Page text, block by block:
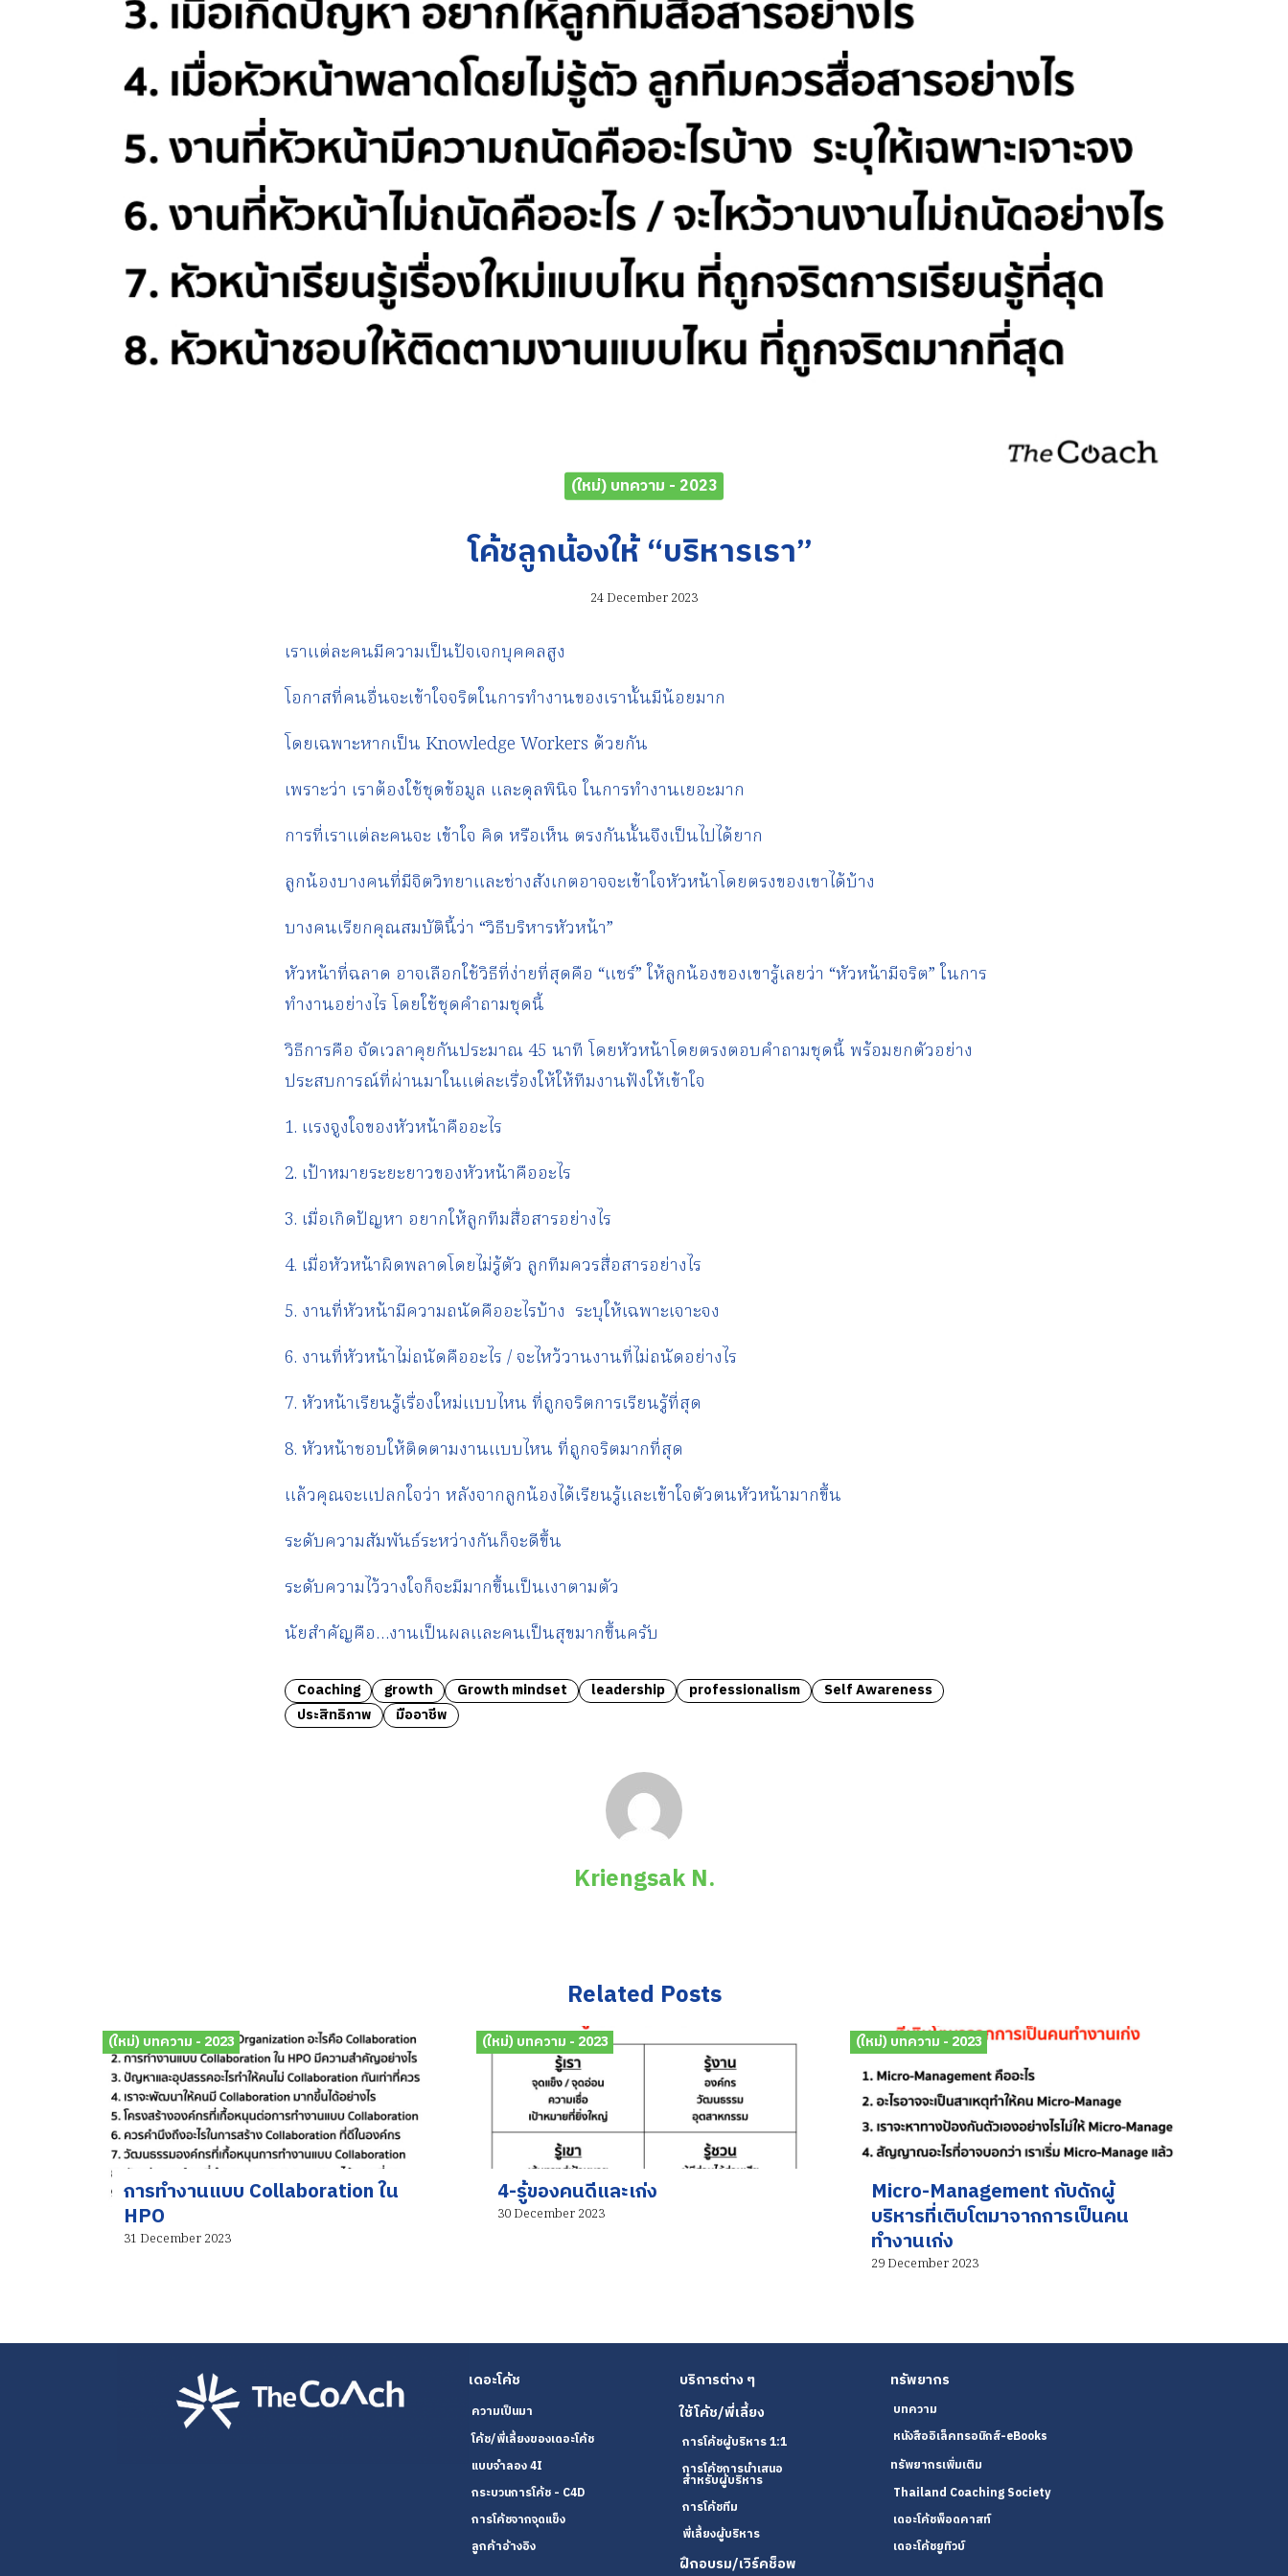
(ใหม่) บทความ - 2023
โค้ชลูกน้องให้ “บริหารเรา”
24 December 2023
เราแต่ละคนมีความเป็นปัจเจกบุคคลสูง
โอกาสที่คนอื่นจะเข้าใจจริตในการทำงานของเรานั้นมีน้อยมาก
โดยเฉพาะหากเป็น Knowledge Workers ด้วยกัน
เพราะว่า เราต้องใช้ชุดข้อมูล และดุลพินิจ ในการทำงานเยอะมาก
การที่เราแต่ละคนจะ เข้าใจ คิด หรือเห็น ตรงกันนั้นจึงเป็นไปได้ยาก
ลูกน้องบางคนที่มีจิตวิทยาและช่างสังเกตอาจจะเข้าใจหัวหน้าโดยตรงของเขาได้บ้าง
บางคนเรียกคุณสมบัตินี้ว่า “วิธีบริหารหัวหน้า”
หัวหน้าที่ฉลาด อาจเลือกใช้วิธีที่ง่ายที่สุดคือ “แชร์” ให้ลูกน้องของเขารู้เลยว่า “หัวหน้ามีจริต” ในการ
ทำงานอย่างไร โดยใช้ชุดคำถามชุดนี้
วิธีการคือ จัดเวลาคุยกันประมาณ 45 นาที โดยหัวหน้าโดยตรงตอบคำถามชุดนี้ พร้อมยกตัวอย่าง
ประสบการณ์ที่ผ่านมาในแต่ละเรื่องให้ให้ทีมงานฟังให้เข้าใจ
1. แรงจูงใจของหัวหน้าคืออะไร
2. เป้าหมายระยะยาวของหัวหน้าคืออะไร
3. เมื่อเกิดปัญหา อยากให้ลูกทีมสื่อสารอย่างไร
4. เมื่อหัวหน้าผิดพลาดโดยไม่รู้ตัว ลูกทีมควรสื่อสารอย่างไร
5. งานที่หัวหน้ามีความถนัดคืออะไรบ้าง ระบุให้เฉพาะเจาะจง
6. งานที่หัวหน้าไม่ถนัดคืออะไร / จะไหว้วานงานที่ไม่ถนัดอย่างไร
7. หัวหน้าเรียนรู้เรื่องใหม่แบบไหน ที่ถูกจริตการเรียนรู้ที่สุด
8. หัวหน้าชอบให้ติดตามงานแบบไหน ที่ถูกจริตมากที่สุด
แล้วคุณจะแปลกใจว่า หลังจากลูกน้องได้เรียนรู้และเข้าใจตัวตนหัวหน้ามากขึ้น
ระดับความสัมพันธ์ระหว่างกันก็จะดีขึ้น
ระดับความไว้วางใจก็จะมีมากขึ้นเป็นเงาตามตัว
นัยสำคัญคือ…งานเป็นผลและคนเป็นสุขมากขึ้นครับ
Coaching growth Growth mindset leadership professionalism
Self Awareness
ประสิทธิภาพ
มืออาชีพ
Kriengsak N.
Related Posts
(ใหม่) บทความ - 2023
การทำงานแบบ Collaboration ใน
HPO
31 December 2023
(ใหม่) บทความ - 2023
4-รู้ของคนดีและเก่ง
30 December 2023
(ใหม่) บทความ - 2023
Micro-Management กับดักผู้
บริหารที่เติบโตมาจากการเป็นคน
ทำงานเก่ง
29 December 2023
เดอะโค้ช
ความเป็นมา
โค้ช/พี่เลี้ยงของเดอะโค้ช
แบบจำลอง 4I
กระบวนการโค้ช - C4D
การโค้ชจากจุดแข็ง
ลูกค้าอ้างอิง
บริการต่าง ๆ
ใช้โค้ช/พี่เลี้ยง
การโค้ชผู้บริหาร 1:1
การโค้ชการนำเสนอ
สำหรับผู้บริหาร
การโค้ชทีม
พี่เลี้ยงผู้บริหาร
ฝึกอบรม/เวิร์คช็อพ
ทรัพยากร
บทความ
หนังสืออิเล็คทรอนิกส์-eBooks
ทรัพยากรเพิ่มเติม
Thailand Coaching Society
เดอะโค้ชพ็อดคาสท์
เดอะโค้ชยูทิวบ์